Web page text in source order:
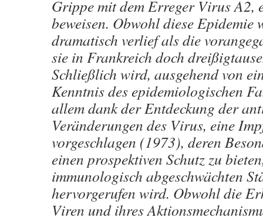
Grippe mit dem Erreger Virus A2,
beweisen. Obwohl diese Epidemie
dramatisch verlief als die
sie in Frankreich doch
Schließlich wird, ausgehend von
Kenntnis des epidemiologischen
allem dank der Entdeckung der
Veränderungen des Virus, eine
vorgeschlagen (1973), deren
einen prospektiven Schutz zu
immunologisch abgeschwächten
hervorgerufen wird. Obwohl die
Viren und ihres